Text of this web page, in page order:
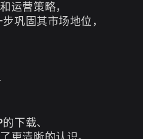
运营策略，
巩固其市场地位，
下载、